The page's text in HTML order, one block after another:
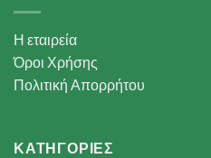
Η εταιρεία
Όροι Χρήσης
Πολιτική Απορρήτου
ΚΑΤΗΓΟΡΙΕΣ